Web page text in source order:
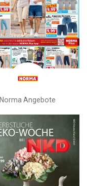
Norma Angebote